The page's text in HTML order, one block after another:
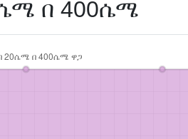
በ 400ሴሜ